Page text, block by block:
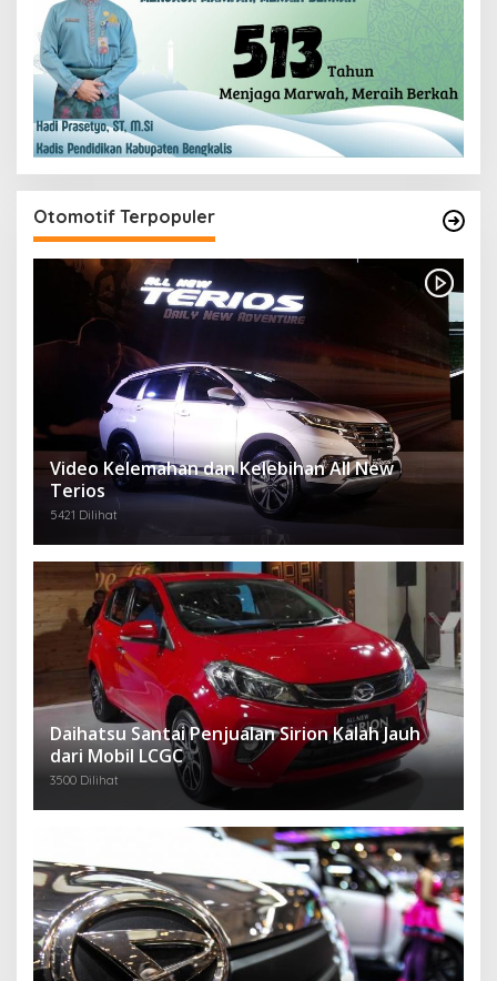
Otomotif Terpopuler
Video Kelemahan dan Kelebihan All New
Terios
5421 Dilihat
Daihatsu Santai Penjualan Sirion Kalah Jauh
dari Mobil LCGC
3500 Dilihat